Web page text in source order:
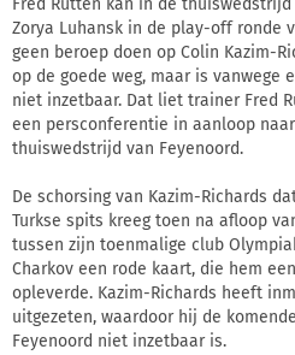
Zorya Luhansk in de play-off ronde
geen beroep doen op Colin Kazim-
op de goede weg, maar is vanwege
niet inzetbaar. Dat liet trainer Fred
een persconferentie in aanloop
thuiswedstrijd van Feyenoord.
De schorsing van Kazim-Richards
Turkse spits kreeg toen na afloop
tussen zijn toenmalige club
Charkov een rode kaart, die hem
opleverde. Kazim-Richards heeft
uitgezeten, waardoor hij de
Feyenoord niet inzetbaar is.